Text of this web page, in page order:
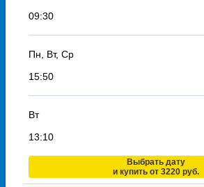
09:30
Пн, Вт, Ср
15:50
Вт
13:10
Выбрать дату
и купить от 3220 руб.